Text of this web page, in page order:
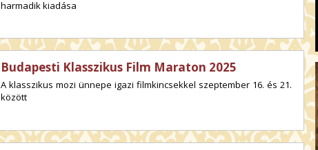
harmadik kiadása
Budapesti Klasszikus Film Maraton 2025
A klasszikus mozi ünnepe igazi filmkincsekkel szeptember 16. és 21.
között